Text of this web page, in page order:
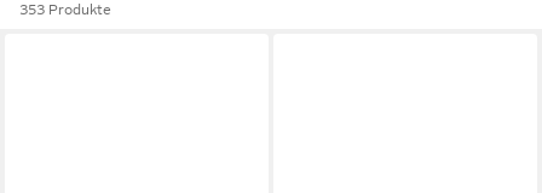
353 Produkte